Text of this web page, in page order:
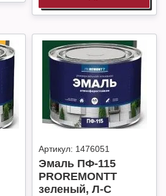
Артикул: 1476051
Эмаль ПФ-115
PROREMONTT
зеленый, Л-С